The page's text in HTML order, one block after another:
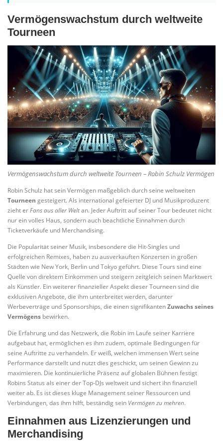
Vermögenswachstum durch weltweite
Tourneen
Vermögenswachstum durch weltweite Tourneen – Robin Schulz Vermögen
Robin Schulz hat sein Vermögen maßgeblich durch seine weltweiten
Tourneen gesteigert. Als international gefeierter DJ und Musikproduzent
zieht erFans aus aller Weltan. Jeder Auftritt auf seiner Tour bedeutet nicht
nur ein volles Haus, sondern auch beachtliche Einnahmen durch
Ticketverkäufe und Merchandising.
Die Popularität seiner Musik, insbesondere die Hit-Singles und
erfolgreichen Remixes, haben zu ausverkauften Konzerten in großen
Städten wie New York, Berlin und Tokyo geführt. Diese Tours sind eine
Quelle von direktem Einkommen und steigern zeitgleich seinen Marktwert
als Künstler. Ein weiterer finanzieller Aspekt dieser Tourneen sind die
exklusiven Angebote, die ihm unterbreitet werden, darunter
Werbeverträge und Sponsorships, die einen signifikantenZuwachs seines
Vermögens bewirken.
Die Erfahrung und das Netzwerk, die Robin im Laufe seiner Karriere
aufgebaut hat, ermöglichen es ihm zudem, optimale Bedingungen für
seine Auftritte zu verhandeln. Er weiß, welchen immensen Wert seine
Performance darstellt und nutzt dies geschickt, um seinen Gewinn zu
maximieren. Die kontinuierliche Präsenz auf globalen Bühnen festigt
Robins Status als einer der Top-DJs weltweit und sichert ihn finanziell
weiter ab. Es ist dieses kluge Management seiner Ressourcen und
Verbindungen, das ihm hilft, beständig sein Vermögen zu mehren.
Einnahmen aus Lizenzierungen und
Merchandising